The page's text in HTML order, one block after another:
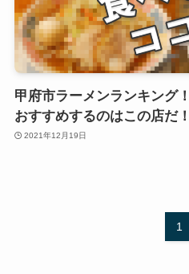
甲府市ラーメンランキン
おすすめするのはこの店だ！
2021年12月19日
1